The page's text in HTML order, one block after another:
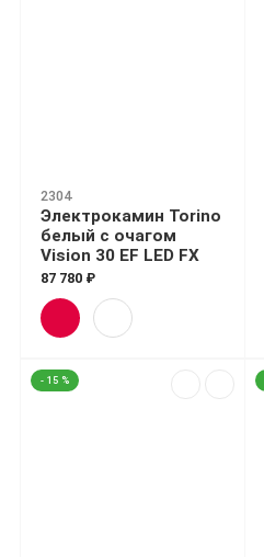
2304
Электрокамин Torino
белый с очагом
Vision 30 EF LED FX
87 780 ₽
- 15 %